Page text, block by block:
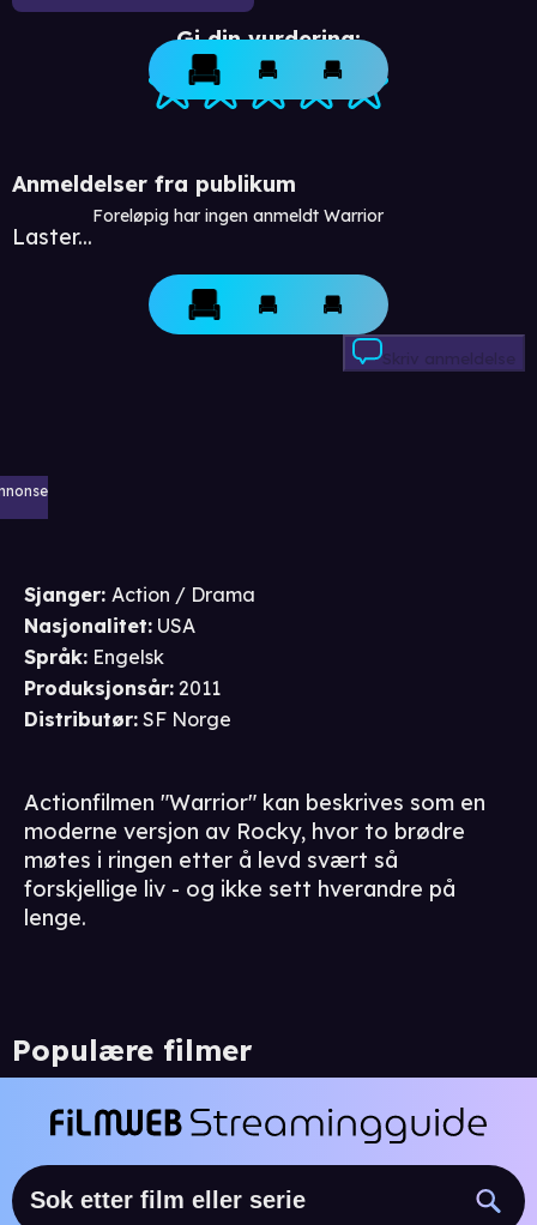
Gi din vurdering:
Anmeldelser fra publikum
Laster...
Foreløpig har ingen anmeldt Warrior
Skriv anmeldelse
Sjanger: Action / Drama
Nasjonalitet: USA
Språk: Engelsk
Produksjonsår: 2011
Distributør: SF Norge
Actionfilmen "Warrior" kan beskrives som en
moderne versjon av Rocky, hvor to brødre
møtes i ringen etter å levd svært så
forskjellige liv - og ikke sett hverandre på
lenge.
Populære filmer